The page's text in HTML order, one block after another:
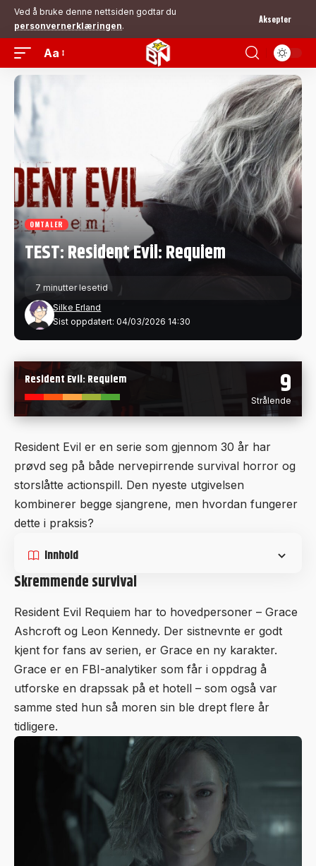
Ved å bruke denne nettsiden godtar du
personvernerklæringen.
Aksepter
Aa
OMTALER
TEST: Resident Evil: Requiem
Sist oppdatert: 04/03/2026 14:30
Silke Erland
7 minutter lesetid
9
Strålende
Resident Evil: Requiem
Resident Evil er en serie som gjennom 30 år har
prøvd seg på både nervepirrende survival horror og
storslåtte actionspill. Den nyeste utgivelsen
kombinerer begge sjangrene, men hvordan fungerer
dette i praksis?
Innhold
Skremmende survival
Resident Evil Requiem har to hovedpersoner – Grace
Ashcroft og Leon Kennedy. Der sistnevnte er godt
kjent for fans av serien, er Grace en ny karakter.
Grace er en FBI-analytiker som får i oppdrag å
utforske en drapssak på et hotell – som også var
samme sted hun så moren sin ble drept flere år
tidligere.